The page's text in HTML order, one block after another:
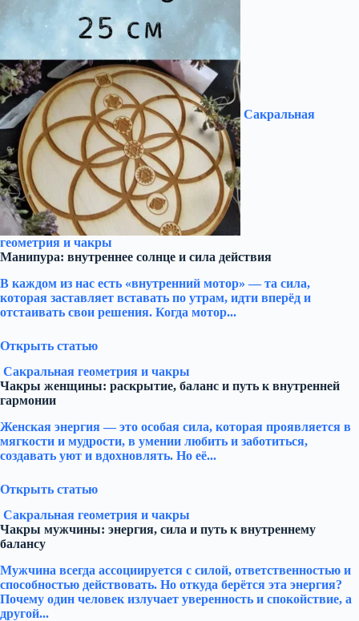
Сакральная
геометрия и чакры
Манипура: внутреннее солнце и сила действия
В каждом из нас есть «внутренний мотор» — та сила,
которая заставляет вставать по утрам, идти вперёд и
отстаивать свои решения. Когда мотор...
Открыть статью
Сакральная геометрия и чакры
Чакры женщины: раскрытие, баланс и путь к внутренней
гармонии
Женская энергия — это особая сила, которая проявляется в
мягкости и мудрости, в умении любить и заботиться,
создавать уют и вдохновлять. Но её...
Открыть статью
Сакральная геометрия и чакры
Чакры мужчины: энергия, сила и путь к внутреннему
балансу
Мужчина всегда ассоциируется с силой, ответственностью и
способностью действовать. Но откуда берётся эта энергия?
Почему один человек излучает уверенность и спокойствие, а
другой...